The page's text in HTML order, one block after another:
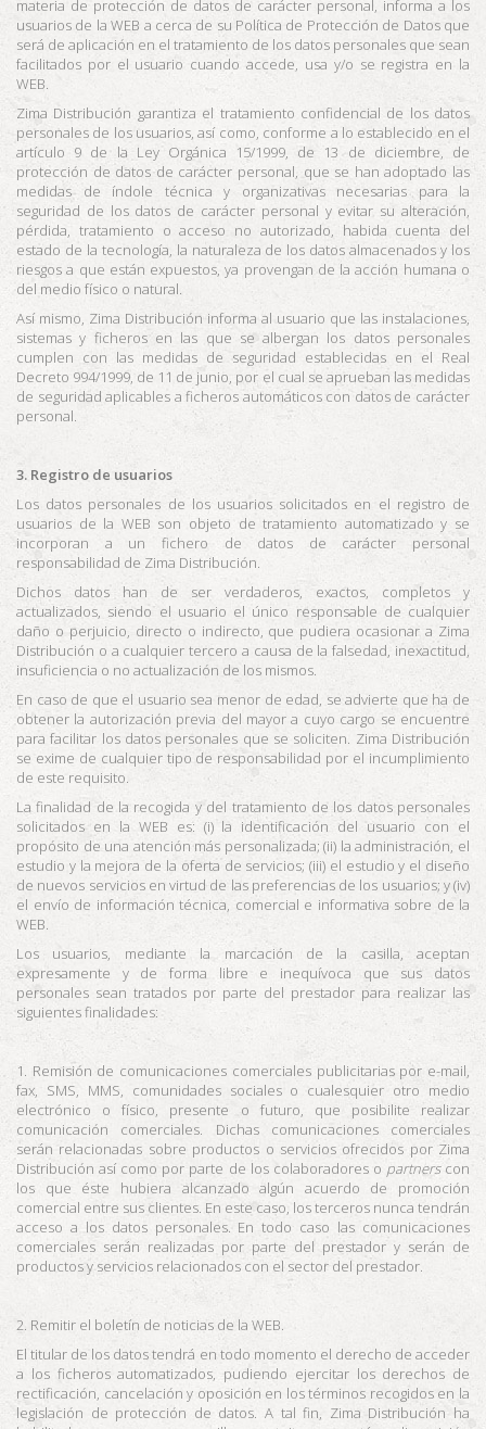
materia de protección de datos de carácter personal, informa a los
usuarios de la WEB a cerca de su Política de Protección de Datos que
será de aplicación en el tratamiento de los datos personales que sean
facilitados por el usuario cuando accede, usa y/o se registra en la
WEB.
Zima Distribución garantiza el tratamiento confidencial de los datos
personales de los usuarios, así como, conforme a lo establecido en el
artículo 9 de la Ley Orgánica 15/1999, de 13 de diciembre, de
protección de datos de carácter personal, que se han adoptado las
medidas de índole técnica y organizativas necesarias para la
seguridad de los datos de carácter personal y evitar su alteración,
pérdida, tratamiento o acceso no autorizado, habida cuenta del
estado de la tecnología, la naturaleza de los datos almacenados y los
riesgos a que están expuestos, ya provengan de la acción humana o
del medio físico o natural.
Así mismo, Zima Distribución informa al usuario que las instalaciones,
sistemas y ficheros en las que se albergan los datos personales
cumplen con las medidas de seguridad establecidas en el Real
Decreto 994/1999, de 11 de junio, por el cual se aprueban las medidas
de seguridad aplicables a ficheros automáticos con datos de carácter
personal.
3. Registro de usuarios
Los datos personales de los usuarios solicitados en el registro de
usuarios de la WEB son objeto de tratamiento automatizado y se
incorporan a un fichero de datos de carácter personal
responsabilidad de Zima Distribución.
Dichos datos han de ser verdaderos, exactos, completos y
actualizados, siendo el usuario el único responsable de cualquier
daño o perjuicio, directo o indirecto, que pudiera ocasionar a Zima
Distribución o a cualquier tercero a causa de la falsedad, inexactitud,
insuficiencia o no actualización de los mismos.
En caso de que el usuario sea menor de edad, se advierte que ha de
obtener la autorización previa del mayor a cuyo cargo se encuentre
para facilitar los datos personales que se soliciten. Zima Distribución
se exime de cualquier tipo de responsabilidad por el incumplimiento
de este requisito.
La finalidad de la recogida y del tratamiento de los datos personales
solicitados en la WEB es: (i) la identificación del usuario con el
propósito de una atención más personalizada; (ii) la administración, el
estudio y la mejora de la oferta de servicios; (iii) el estudio y el diseño
de nuevos servicios en virtud de las preferencias de los usuarios; y (iv)
el envío de información técnica, comercial e informativa sobre de la
WEB.
Los usuarios, mediante la marcación de la casilla, aceptan
expresamente y de forma libre e inequívoca que sus datos
personales sean tratados por parte del prestador para realizar las
siguientes finalidades:
1. Remisión de comunicaciones comerciales publicitarias por e-mail,
fax, SMS, MMS, comunidades sociales o cualesquier otro medio
electrónico o físico, presente o futuro, que posibilite realizar
comunicación comerciales. Dichas comunicaciones comerciales
serán relacionadas sobre productos o servicios ofrecidos por Zima
Distribución así como por parte de los colaboradores o partnerscon
los que éste hubiera alcanzado algún acuerdo de promoción
comercial entre sus clientes. En este caso, los terceros nunca tendrán
acceso a los datos personales. En todo caso las comunicaciones
comerciales serán realizadas por parte del prestador y serán de
productos y servicios relacionados con el sector del prestador.
2. Remitir el boletín de noticias de la WEB.
El titular de los datos tendrá en todo momento el derecho de acceder
a los ficheros automatizados, pudiendo ejercitar los derechos de
rectificación, cancelación y oposición en los términos recogidos en la
legislación de protección de datos. A tal fin, Zima Distribución ha